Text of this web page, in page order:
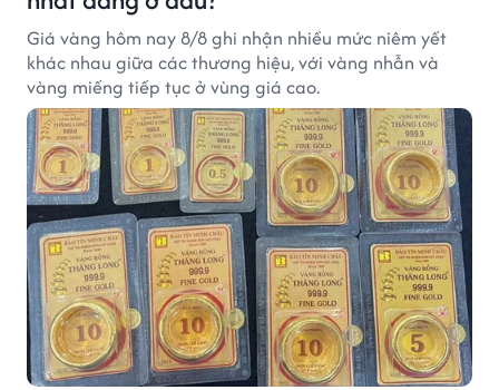
Giá vàng hôm nay 8/8 ghi nhận nhiều mức niêm yết
khác nhau giữa các thương hiệu, với vàng nhẫn và
vàng miếng tiếp tục ở vùng giá cao.